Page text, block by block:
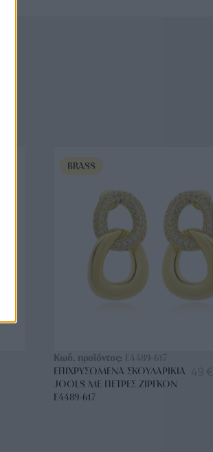
BRASS
Κωδ. προϊόντος: E4489-617
ΕΠΙΧΡΥΣΩΜΈΝΑ ΣΚΟΥΛΑΡΊΚΙΑ
JOOLS ΜΕ ΠΈΤΡΕΣ ΖΙΡΓΚΌΝ
E4489-617